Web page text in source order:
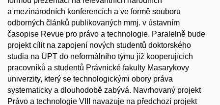
a mezinárodních konferencích a ve formě souboru
odborných článků publikovaných mmj. v ústavním
časopise Revue pro právo a technologie. Paralelně bude
projekt cílit na zapojení nových studentů doktorského
studia na ÚPT do neformálního týmu již kooperujících
pracovníků a studentů Právnické fakulty Masarykovy
univerzity, který se technologickými obory práva
systematicky a dlouhodobě zabývá. Navrhovaný projekt
Právo a technologie VIII navazuje na předchozí projekt